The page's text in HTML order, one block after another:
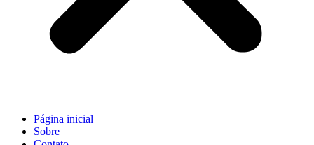
Página inicial
Sobre